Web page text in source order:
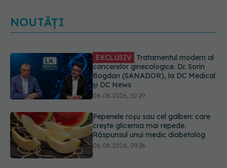
NOUTĂȚI
EXCLUSIV Tratamentul modern al
cancerelor ginecologice. Dr. Sorin
Bogdan (SANADOR), la DC Medical
și DC News
06.08.2026, 10:29
Pepenele roșu sau cel galben: care
crește glicemia mai repede.
Răspunsul unui medic diabetolog
06.08.2026, 09:36